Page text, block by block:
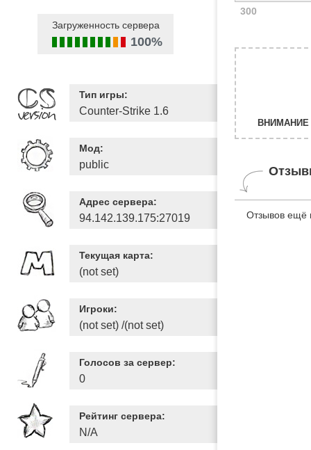
Загруженность сервера
100%
Тип игры:
Counter-Strike 1.6
Мод:
public
Адрес сервера:
94.142.139.175:27019
Текущая карта:
(not set)
Игроки:
(not set) /(not set)
Голосов за сервер:
0
Рейтинг сервера:
N/A
300
ВНИМАНИЕ
Отзывов ещё